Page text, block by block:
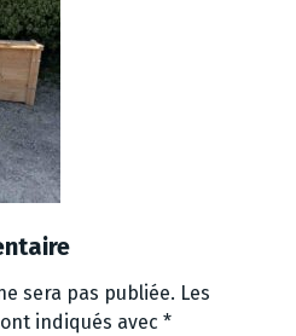
sera pas publiée. Les
indiqués avec *